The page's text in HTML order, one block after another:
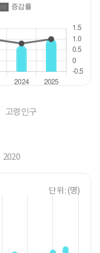
고령인구
2020
단위 : (명)